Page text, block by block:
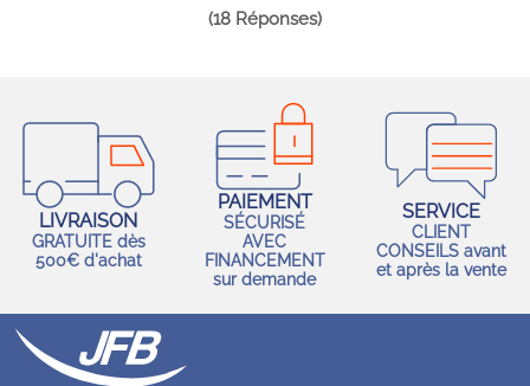
(18 Réponses)
LIVRAISON
GRATUITE dès
500€ d'achat
PAIEMENT
SÉCURISÉ
AVEC
FINANCEMENT
sur demande
SERVICE
CLIENT
CONSEILS avant
et après la vente